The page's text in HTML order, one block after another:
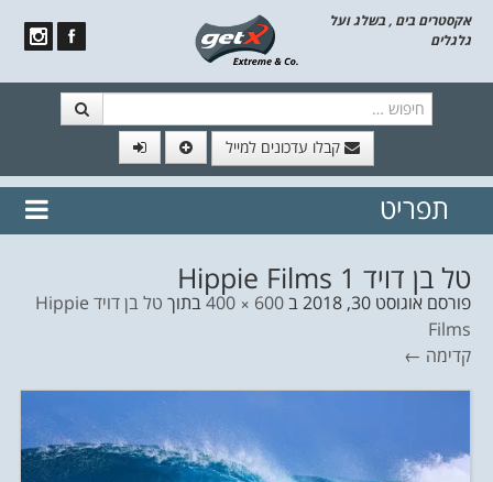
אקסטרים בים , בשלג ועל
גלגלים
קבלו עדכונים למייל
// הצטרף לרשימת תפוצה!
נשמח
תפריט
טל בן דויד Hippie Films 1
פורסם אוגוסט 30, 2018 ב600 × 400 בתוך
טל בן דויד Hippie
Films
קדימה ←